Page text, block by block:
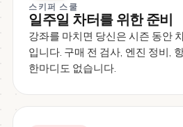
스키퍼 스쿨
일주일 차터를 위한 준비
강좌를 마치면 당신은 시즌 동안
입니다. 구매 전 검사, 엔진 정비,
한마디도 없습니다.